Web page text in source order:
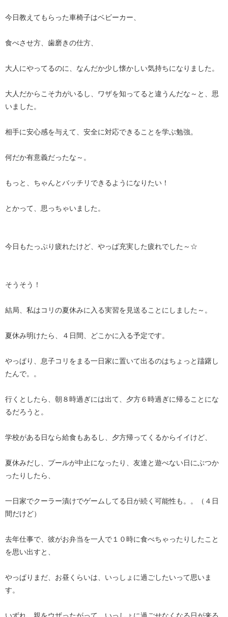
今日教えてもらった車椅子はベビーカー、
食べさせ方、歯磨きの仕方、
大人にやってるのに、なんだか少し懐かしい気持ちになりました。
大人だからこそ力がいるし、ワザを知ってると違うんだな～と、思
いました。
相手に安心感を与えて、安全に対応できることを学ぶ勉強。
何だか有意義だったな～。
もっと、ちゃんとバッチリできるようになりたい！
とかって、思っちゃいました。
今日もたっぷり疲れたけど、やっぱ充実した疲れでした～☆
そうそう！
結局、私はコリの夏休みに入る実習を見送ることにしました～。
夏休み明けたら、４日間、どこかに入る予定です。
やっぱり、息子コリをまる一日家に置いて出るのはちょっと躊躇し
たんで。。
行くとしたら、朝８時過ぎには出て、夕方６時過ぎに帰ることにな
るだろうと。
学校がある日なら給食もあるし、夕方帰ってくるからイイけど、
夏休みだし、プールが中止になったり、友達と遊べない日にぶつか
ったりしたら、
一日家でクーラー漬けでゲームしてる日が続く可能性も。。（４日
間だけど）
去年仕事で、彼がお弁当を一人で１０時に食べちゃったりしたこと
を思い出すと、
やっぱりまだ、お昼くらいは、いっしょに過ごしたいって思いま
す。
いずれ、親をウザったがって、いっしょに過ごせなくなる日が来る